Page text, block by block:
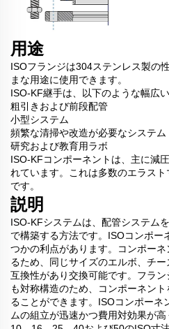
用途
ISOフランジは304ステンレス製の
まな用途に使用できます。
ISO-KF継手は、以下のような幅広
粗引きおよび前段配管
小型システム
頻繁な清掃や改造が必要なシステム
研究および教育用ラボ
ISO-KFコンポーネントは、主に減
れています。これは多数のエラス
です。
説明
ISO-KFシステムは、配管システム
で構築する方法です。ISOコンポー
つかの利点があります。コンポー
るため、同じサイズのエルボ、チ
互換性があり交換可能です。フラ
も対称構造のため、コンポーネン
ることができます。ISOコンポーネ
ムの組立が迅速かつ費用対効果が